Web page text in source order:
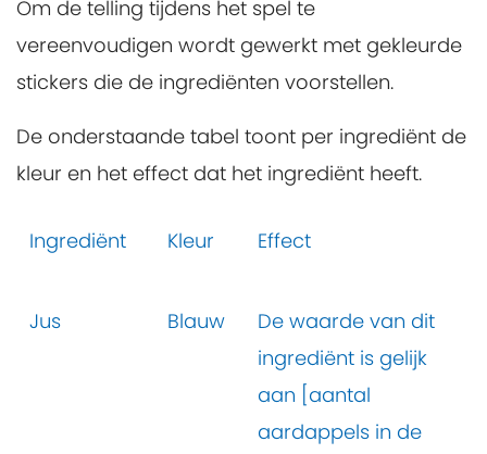
Om de telling tijdens het spel te
vereenvoudigen wordt gewerkt met gekleurde
stickers die de ingrediënten voorstellen.
De onderstaande tabel toont per ingrediënt de
kleur en het effect dat het ingrediënt heeft.
Ingrediënt Kleur Effect
Jus Blauw
De waarde van dit
ingrediënt is gelijk
aan [aantal
aardappels in de